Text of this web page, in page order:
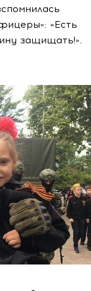
«Есть
защищать!».